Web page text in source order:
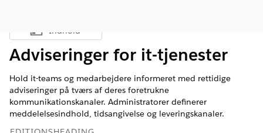
Vis indholdsfortegnelse
Indhold
Adviseringer for it-tjenester
Hold it-teams og medarbejdere informeret med rettidige
adviseringer på tværs af deres foretrukne
kommunikationskanaler. Administratorer definerer
meddelelsesindhold, tidsangivelse og leveringskanaler.